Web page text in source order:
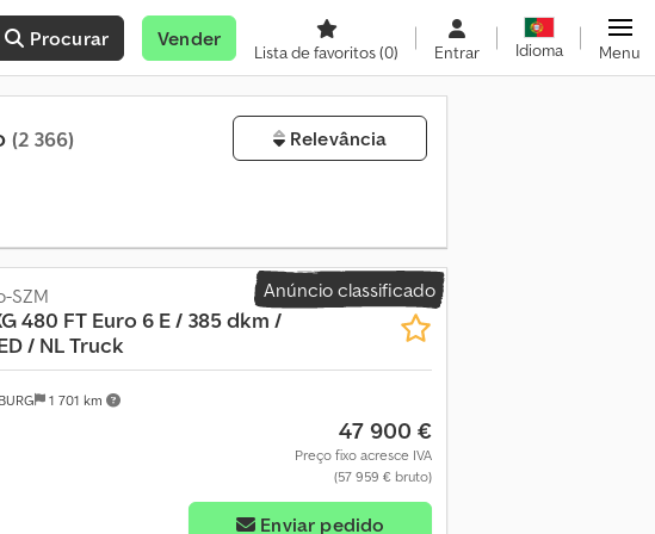
Procurar Vender
Lista de favoritos(0) Entrar Idioma Menu
(2 366) Relevância
Anúncio classificado
1 701 km
SZM
480 FT Euro 6 E / 385 dkm /
/ NL Truck
47 900 €
Preço fixo acresce IVA
(57 959 € bruto)
Enviar pedido